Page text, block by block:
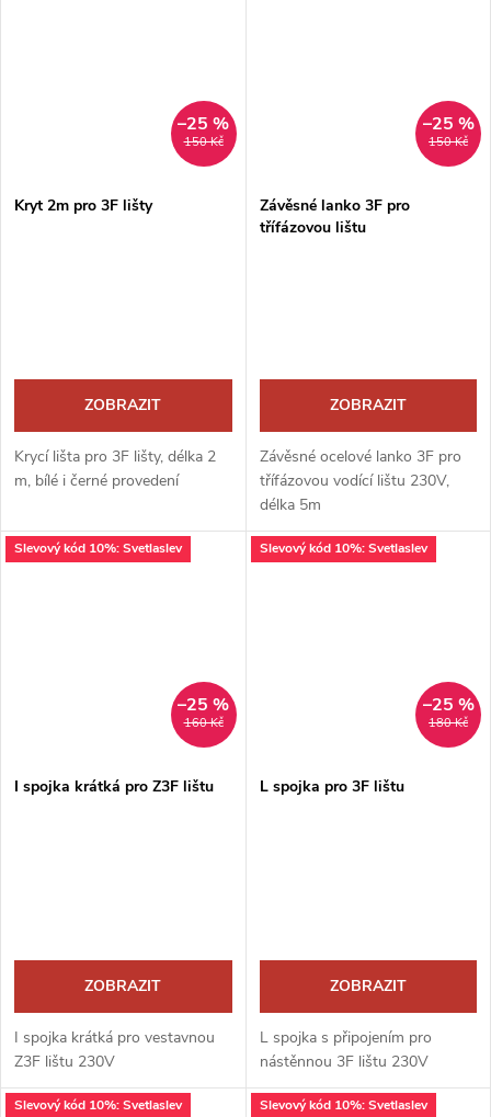
150 Kč
–25 %
Kryt 2m pro 3F lišty
ZOBRAZIT
Krycí lišta pro 3F lišty, délka 2
m, bílé i černé provedení
150 Kč
–25 %
Závěsné lanko 3F pro
třífázovou lištu
ZOBRAZIT
Závěsné ocelové lanko 3F pro
třífázovou vodící lištu 230V,
délka 5m
Slevový kód 10%: Svetlaslev
160 Kč
–25 %
I spojka krátká pro Z3F lištu
ZOBRAZIT
I spojka krátká pro vestavnou
Z3F lištu 230V
Slevový kód 10%: Svetlaslev
180 Kč
–25 %
L spojka pro 3F lištu
ZOBRAZIT
L spojka s připojením pro
nástěnnou 3F lištu 230V
Slevový kód 10%: Svetlaslev Slevový kód 10%: Svetlaslev